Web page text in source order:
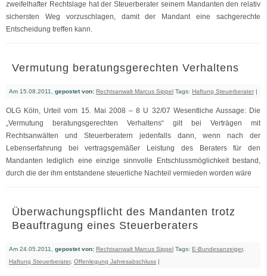
zweifelhafter Rechtslage hat der Steuerberater seinem Mandanten den relativ
sichersten Weg vorzuschlagen, damit der Mandant eine sachgerechte
Entscheidung treffen kann.
Vermutung beratungsgerechten Verhaltens
Am 15.08.2011, gepostet von: Rechtsanwalt Marcus Sippel Tags: Haftung Steuerberater |
OLG Köln, Urteil vom 15. Mai 2008 – 8 U 32/07 Wesentliche Aussage: Die
„Vermutung beratungsgerechten Verhaltens“ gilt bei Verträgen mit
Rechtsanwälten und Steuerberatern jedenfalls dann, wenn nach der
Lebenserfahrung bei vertragsgemäßer Leistung des Beraters für den
Mandanten lediglich eine einzige sinnvolle Entschlussmöglichkeit bestand,
durch die der ihm entstandene steuerliche Nachteil vermieden worden wäre
Überwachungspflicht des Mandanten trotz
Beauftragung eines Steuerberaters
Am 24.05.2011, gepostet von: Rechtsanwalt Marcus Sippel Tags: E-Bundesanzeiger,
Haftung Steuerberater, Offenlegung Jahresabschluss |